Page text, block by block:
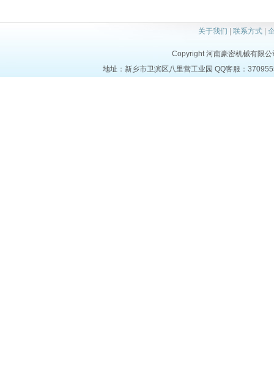
关于我们 联系方式|
Copyright 河南豪密机械有限
地址：新乡市卫滨区八里营工业园 QQ客服：